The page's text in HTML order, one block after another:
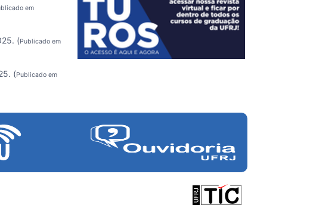
em
(Publicado em
(Publicado em